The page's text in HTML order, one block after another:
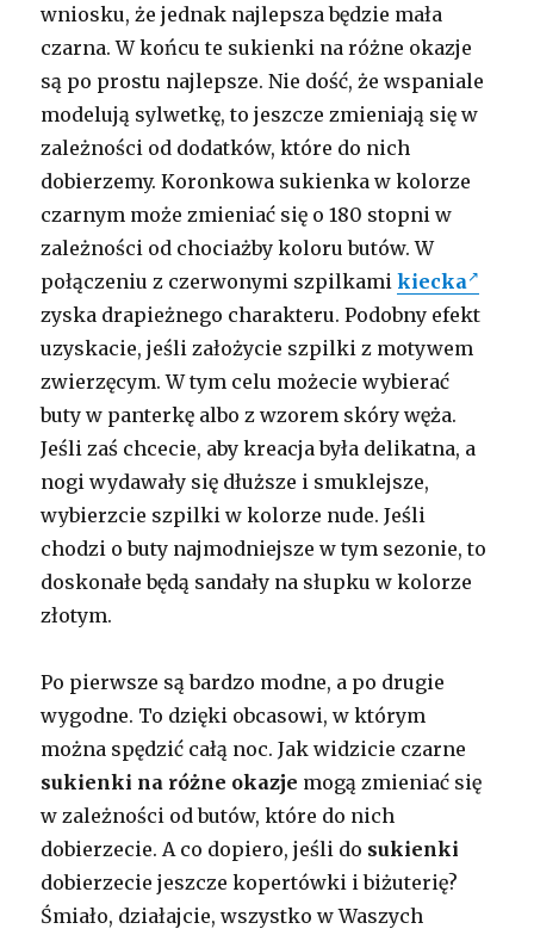
wniosku, że jednak najlepsza będzie mała
czarna. W końcu te sukienki na różne okazje
są po prostu najlepsze. Nie dość, że wspaniale
modelują sylwetkę, to jeszcze zmieniają się w
zależności od dodatków, które do nich
dobierzemy. Koronkowa sukienka w kolorze
czarnym może zmieniać się o 180 stopni w
zależności od chociażby koloru butów. W
połączeniu z czerwonymi szpilkamikiecka
zyska drapieżnego charakteru. Podobny efekt
uzyskacie, jeśli założycie szpilki z motywem
zwierzęcym. W tym celu możecie wybierać
buty w panterkę albo z wzorem skóry węża.
Jeśli zaś chcecie, aby kreacja była delikatna, a
nogi wydawały się dłuższe i smuklejsze,
wybierzcie szpilki w kolorze nude. Jeśli
chodzi o buty najmodniejsze w tym sezonie, to
doskonałe będą sandały na słupku w kolorze
złotym.
Po pierwsze są bardzo modne, a po drugie
wygodne. To dzięki obcasowi, w którym
można spędzić całą noc. Jak widzicie czarne
sukienki na różne okazje mogą zmieniać się
w zależności od butów, które do nich
dobierzecie. A co dopiero, jeśli do sukienki
dobierzecie jeszcze kopertówki i biżuterię?
Śmiało, działajcie, wszystko w Waszych